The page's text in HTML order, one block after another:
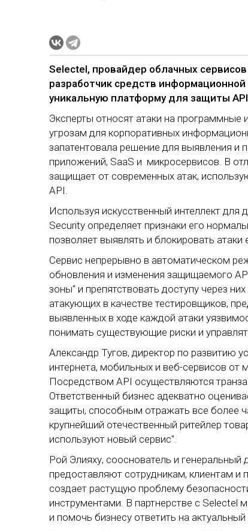
Selectel, провайдер облачных
разработчик средств
уникальную платформу для защиты
Эксперты относят атаки на
угрозам для корпоративных
запатентовала решение для выявления и
приложений, SaaS и микросервисов. В
защищает от современных атак,
API.
Используя искусственный интеллект для
Security определяет признаки его
позволяет выявлять и блокировать атаки
Сервис непрерывно в автоматическом
обновления и изменения защищаемого
зоны" и препятствовать доступу через
атакующих в качестве тестировщиков,
выявленных в ходе каждой атаки
понимать существующие риски и
Александр Тугов, директор по развитию
интернета, мобильных и веб-сервисов
Посредством API осуществляются
Ответственный бизнес адекватно
защиты, способным отражать все более
крупнейший отечественный ритейлер
используют новый сервис".
Рой Элияху, сооснователь и
предоставляют сотрудникам, клиентам и
создает растущую проблему
инструментами. В партнерстве с
и помочь бизнесу ответить на